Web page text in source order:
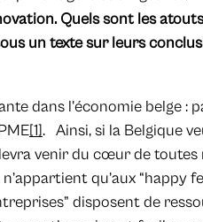
Quels sont les
un texte sur leurs
dans l’économie belge :
[1]. Ainsi, si la Belgique
venir du cœur de
qu’aux “happy
disposent de